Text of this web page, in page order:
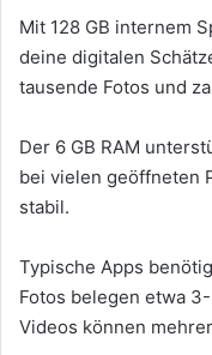
Mit 128 GB internem
deine digitalen
tausende Fotos und
Der 6 GB RAM
bei vielen geöffneten
stabil.
Typische Apps
Fotos belegen etwa
Videos können